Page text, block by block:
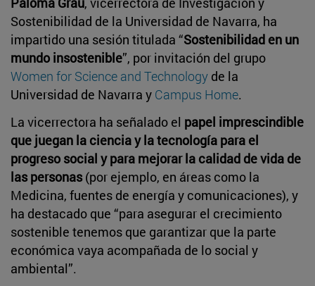
Sostenibilidad de la Universidad de Navarra, ha
impartido una sesión titulada “Sostenibilidad en un
mundo insostenible”, por invitación del grupo
Women for Science and Technology de la
Universidad de Navarra y Campus Home.
La vicerrectora ha señalado el papel imprescindible
que juegan la ciencia y la tecnología para el
progreso social y para mejorar la calidad de vida de
las personas(por ejemplo, en áreas como la
Medicina, fuentes de energía y comunicaciones), y
ha destacado que “para asegurar el crecimiento
sostenible tenemos que garantizar que la parte
económica vaya acompañada de lo social y
ambiental”.